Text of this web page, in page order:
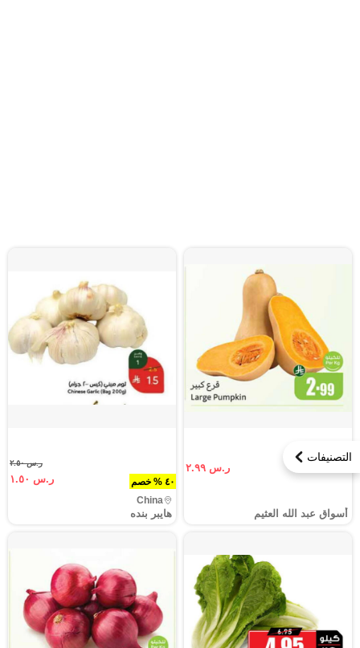
التصنيفات
ر.س ٢.٩٩
أسواق عبد الله العثيم
٤٠ % خصم
ر.س ٢.٥٠
ر.س ١.٥٠
هايبر بنده
China